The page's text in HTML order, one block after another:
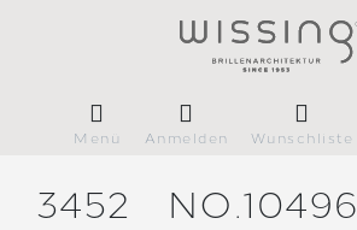
Menü Anmelden Wunschliste
3452 NO.10496